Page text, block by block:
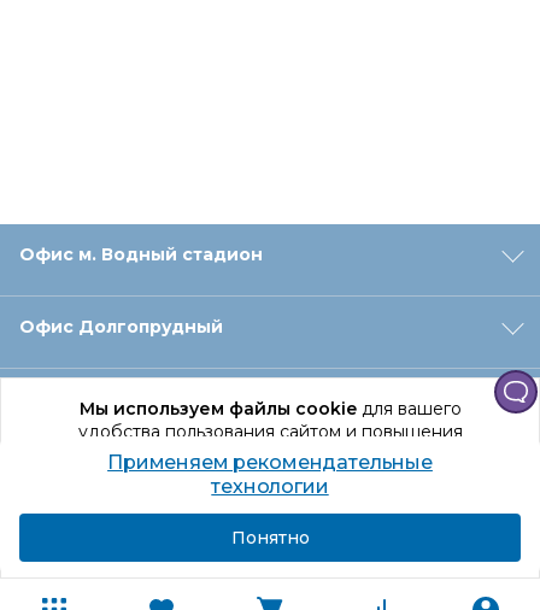
Мы используем файлы cookieдля вашего
удобства пользования сайтом и повышения
качества рекомендаций.
Продолжая использование сайта, вы даете
согласие на обработку персональных данных
Офис м. Водный стадион
Офис Долгопрудный
Офис Санкт‑Петербург
Оформление заказа
Применяем рекомендательные
технологии
Понятно